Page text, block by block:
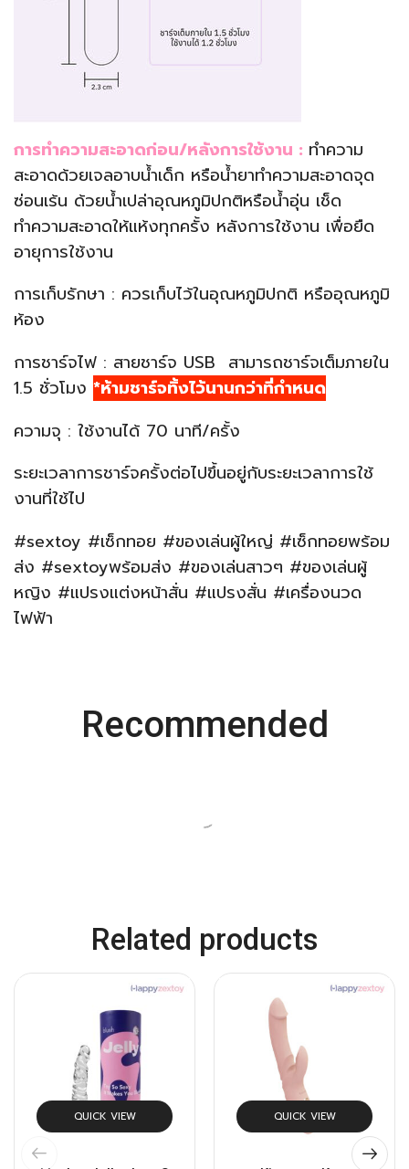
การทำความสะอาดก่อน/หลังการใช้งาน : ทำความ
สะอาดด้วยเจลอาบน้ำเด็ก หรือน้ำยาทำความสะอาดจุด
ซ่อนเร้น ด้วยน้ำเปล่าอุณหภูมิปกติหรือน้ำอุ่น เช็ด
ทำความสะอาดให้แห้งทุกครั้ง หลังการใช้งาน เพื่อยืด
อายุการใช้งาน
การเก็บรักษา : ควรเก็บไว้ในอุณหภูมิปกติ หรืออุณหภูมิ
ห้อง
การชาร์จไฟ : สายชาร์จ USB สามารถชาร์จเต็มภายใน
1.5 ชั่วโมง *ห้ามชาร์จทิ้งไว้นานกว่าที่กำหนด
ความจุ : ใช้งานได้ 70 นาที/ครั้ง
ระยะเวลาการชาร์จครั้งต่อไปขึ้นอยู่กับระยะเวลาการใช้
งานที่ใช้ไป
#sextoy #เซ็กทอย #ของเล่นผู้ใหญ่ #เซ็กทอยพร้อม
ส่ง #sextoyพร้อมส่ง #ของเล่นสาวๆ #ของเล่นผู้
หญิง #แปรงแต่งหน้าสั่น #แปรงสั่น #เครื่องนวด
ไฟฟ้า
Recommended
QUICK VIEW
A RED LIP 3in1
1,490.00
สั่งซื้อที่เว็บหลัก
QUICK VIEW
Anal Bead Stick Vibrator –
MICHAEL
1,190.00
สั่งซื้อที่เว็บหลัก